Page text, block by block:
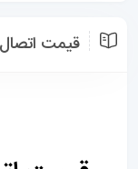
قیمت اتصال قابل پیاده شدن
قیمت